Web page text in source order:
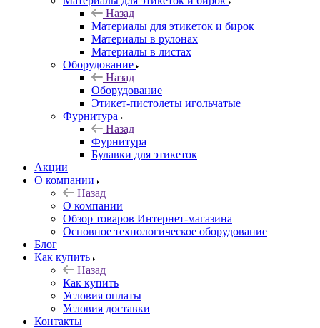
Назад
Материалы для этикеток и бирок
Материалы в рулонах
Материалы в листах
Оборудование
Назад
Оборудование
Этикет-пистолеты игольчатые
Фурнитура
Назад
Фурнитура
Булавки для этикеток
Акции
О компании
Назад
О компании
Обзор товаров Интернет-магазина
Основное технологическое оборудование
Блог
Как купить
Назад
Как купить
Условия оплаты
Условия доставки
Контакты